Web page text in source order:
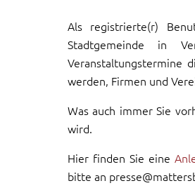
Als registrierte(r)
Stadtgemeinde in
Veranstaltungstermine
werden, Firmen und
Was auch immer Sie
wird.
Hier finden Sie eine
bitte an